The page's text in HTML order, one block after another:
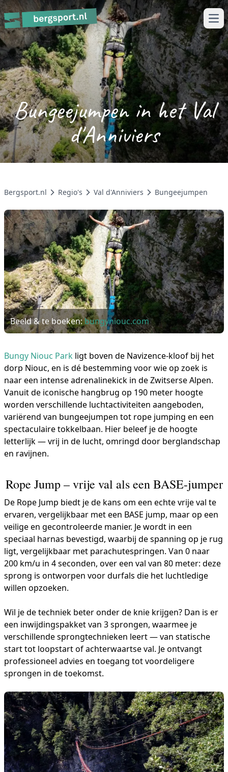
Bungeejumpen in het Val
d'Anniviers
Bergsport.nl Regio's Val d'Anniviers Bungeejumpen
Beeld & te boeken:bungyniouc.com
Bungy Niouc Park ligt boven de Navizence-kloof bij het
dorp Niouc, en is dé bestemming voor wie op zoek is
naar een intense adrenalinekick in de Zwitserse Alpen.
Vanuit de iconische hangbrug op 190 meter hoogte
worden verschillende luchtactiviteiten aangeboden,
variërend van bungeejumpen tot rope jumping en een
spectaculaire tokkelbaan. Hier beleef je de hoogte
letterlijk — vrij in de lucht, omringd door berglandschap
en ravijnen.
Rope Jump – vrije val als een BASE-jumper
De Rope Jump biedt je de kans om een echte vrije val te
ervaren, vergelijkbaar met een BASE jump, maar op een
veilige en gecontroleerde manier. Je wordt in een
speciaal harnas bevestigd, waarbij de spanning op je rug
ligt, vergelijkbaar met parachutespringen. Van 0 naar
200 km/u in 4 seconden, over een val van 80 meter: deze
sprong is ontworpen voor durfals die het luchtledige
willen opzoeken.
Wil je de techniek beter onder de knie krijgen? Dan is er
een inwijdingspakket van 3 sprongen, waarmee je
verschillende sprongtechnieken leert — van statische
start tot loopstart of achterwaartse val. Je ontvangt
professioneel advies en toegang tot voordeligere
sprongen in de toekomst.